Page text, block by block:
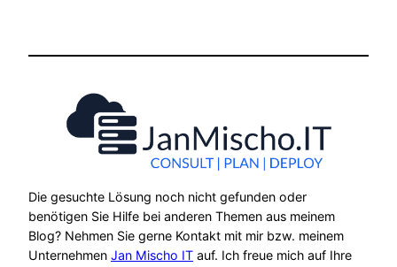
Die gesuchte Lösung noch nicht gefunden oder
benötigen Sie Hilfe bei anderen Themen aus meinem
Blog? Nehmen Sie gerne Kontakt mit mir bzw. meinem
Unternehmen Jan Mischo IT auf. Ich freue mich auf Ihre